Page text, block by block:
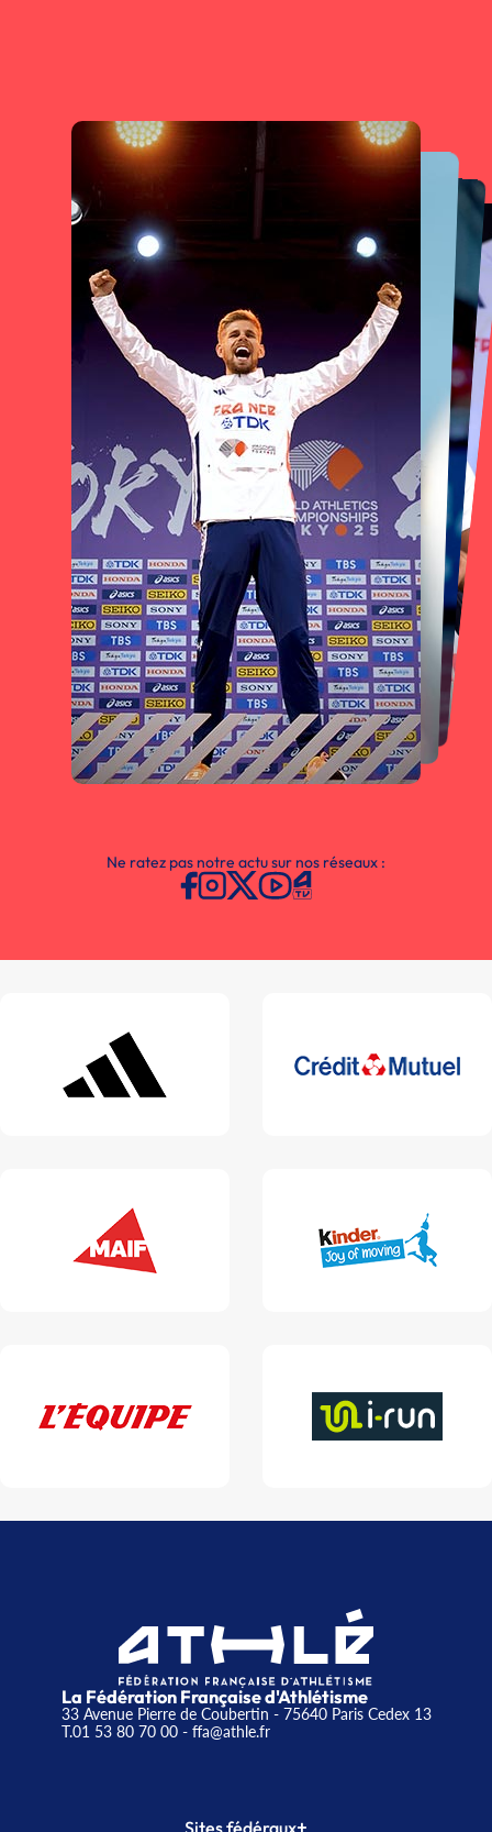
Ne ratez pas notre actu sur nos réseaux :
La Fédération Française d'Athlétisme
33 Avenue Pierre de Coubertin - 75640 Paris Cedex 13
T.01 53 80 70 00- ffa@athle.fr
Sites fédéraux